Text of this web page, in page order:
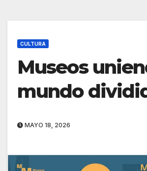
CULTURA
Museos
mundo
MAYO 18, 2026